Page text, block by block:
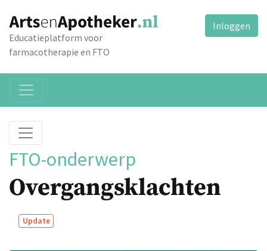
Educatieplatform voor
farmacotherapie en FTO
Inloggen
FTO-onderwerp
Overgangsklachten
Update